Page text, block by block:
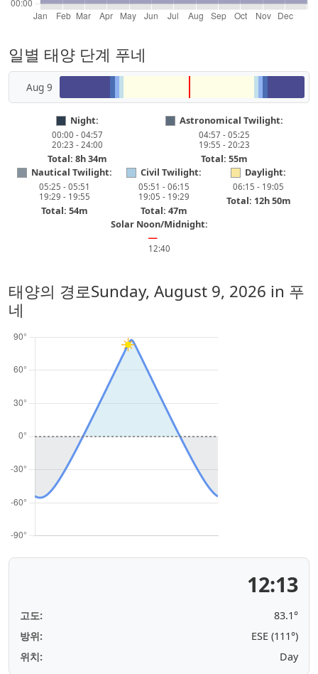
일별 태양 단계 푸네
Aug 9
Night:
00:00 - 04:57
20:23 - 24:00
Total: 8h 34m
Astronomical Twilight:
04:57 - 05:25
19:55 - 20:23
Total: 55m
Nautical Twilight:
05:25 - 05:51
19:29 - 19:55
Total: 54m
Civil Twilight:
05:51 - 06:15
19:05 - 19:29
Total: 47m
Daylight:
06:15 - 19:05
Total: 12h 50m
Solar Noon/Midnight:
━
12:40
태양의 경로Sunday, August 9, 2026 in 푸
네
12:13
고도:
83.2°
방위:
ESE (111°)
위치:
Day